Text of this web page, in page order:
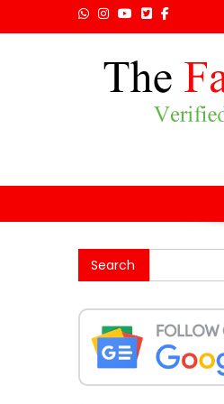
Search
for: